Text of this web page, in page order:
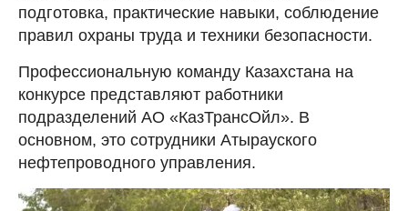
подготовка, практические навыки, соблюдение
правил охраны труда и техники безопасности.
Профессиональную команду Казахстана на
конкурсе представляют работники
подразделений АО «КазТрансОйл». В
основном, это сотрудники Атырауского
нефтепроводного управления.